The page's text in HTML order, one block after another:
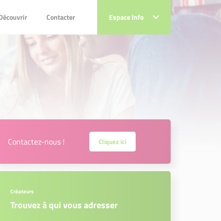
Contacter Espace Info
Contacter Espace Info
Contactez-nous ! Cliquez ici
Créateurs
Trouvez à qui vous adresser